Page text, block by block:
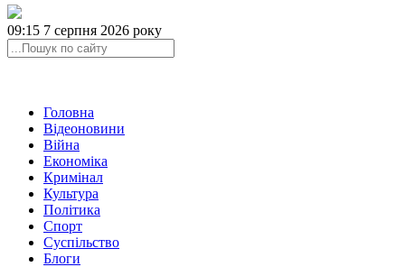
09:15 7 серпня 2026 року
Головна
Відеоновини
Війна
Економіка
Кримінал
Культура
Політика
Спорт
Суспільство
Блоги